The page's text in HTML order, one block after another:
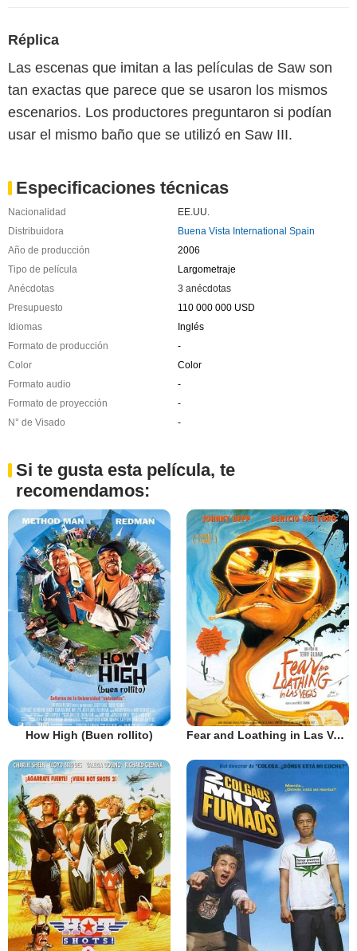
Réplica
Las escenas que imitan a las películas de Saw son
tan exactas que parece que se usaron los mismos
escenarios. Los productores preguntaron si podían
usar el mismo baño que se utilizó en Saw III.
Especificaciones técnicas
Nacionalidad
EE.UU.
Distribuidora
Buena Vista International Spain
Año de producción
2006
Tipo de película
Largometraje
Anécdotas
3 anécdotas
Presupuesto
110 000 000 USD
Idiomas
Inglés
Formato de producción
-
Color
Color
Formato audio
-
Formato de proyección
-
N° de Visado
-
Si te gusta esta película, te
recomendamos:
How High (Buen rollito) Fear and Loathing in Las Vegas